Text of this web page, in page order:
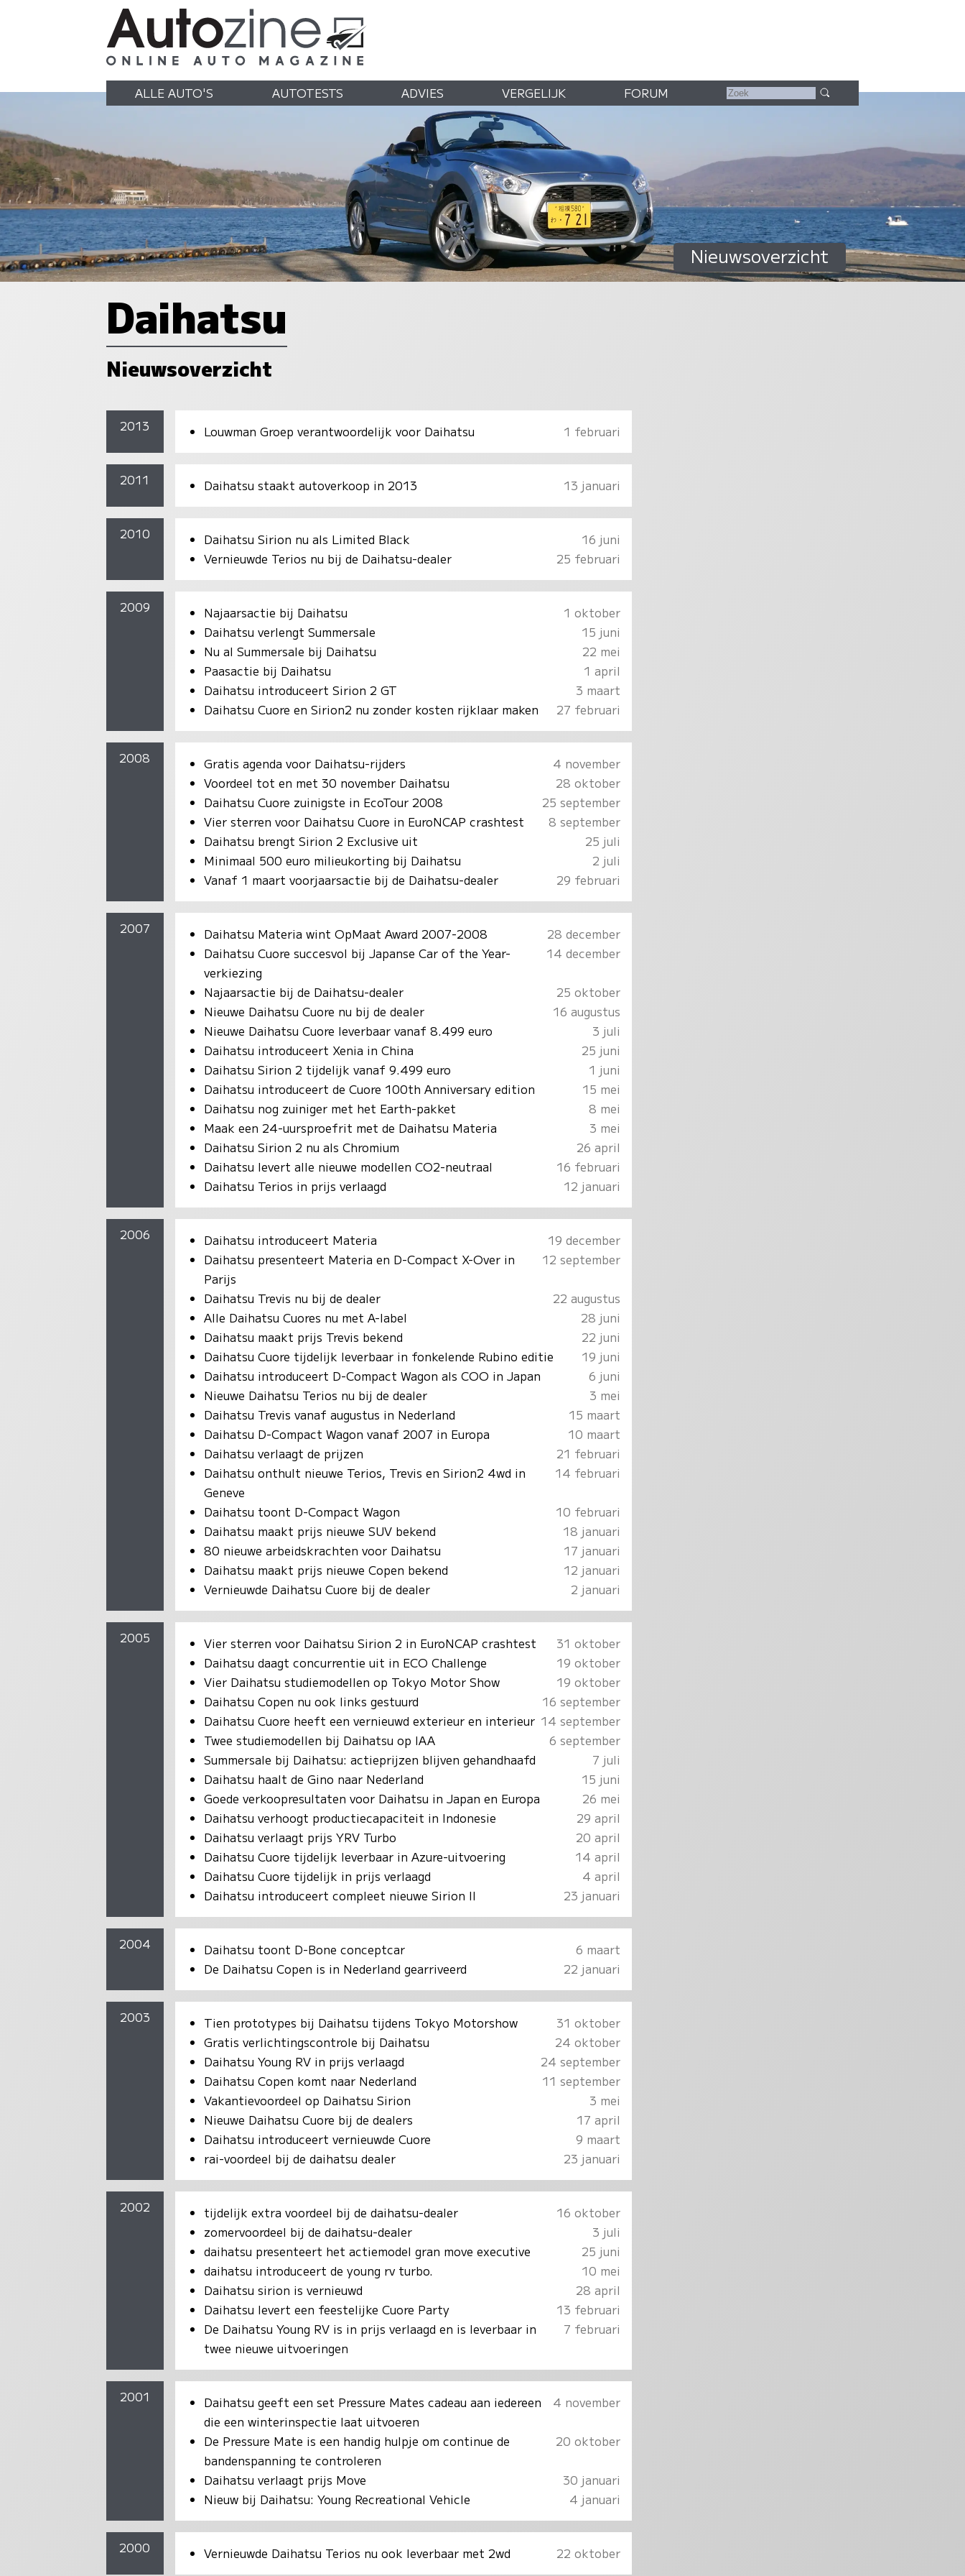
ALLE AUTO'S AUTOTESTS ADVIES VERGELIJK FORUM
Nieuwsoverzicht
Daihatsu
Nieuwsoverzicht
2013 1 februari
Louwman Groep verantwoordelijk voor Daihatsu
2011 13 januari
Daihatsu staakt autoverkoop in 2013
2010 16 juni
Daihatsu Sirion nu als Limited Black
25 februari
Vernieuwde Terios nu bij de Daihatsu-dealer
2009 1 oktober
Najaarsactie bij Daihatsu
15 juni
Daihatsu verlengt Summersale
22 mei
Nu al Summersale bij Daihatsu
1 april
Paasactie bij Daihatsu
3 maart
Daihatsu introduceert Sirion 2 GT
27 februari
Daihatsu Cuore en Sirion2 nu zonder kosten rijklaar maken
2008 4 november
Gratis agenda voor Daihatsu-rijders
28 oktober
Voordeel tot en met 30 november Daihatsu
25 september
Daihatsu Cuore zuinigste in EcoTour 2008
8 september
Vier sterren voor Daihatsu Cuore in EuroNCAP crashtest
25 juli
Daihatsu brengt Sirion 2 Exclusive uit
2 juli
Minimaal 500 euro milieukorting bij Daihatsu
29 februari
Vanaf 1 maart voorjaarsactie bij de Daihatsu-dealer
2007 28 december
Daihatsu Materia wint OpMaat Award 2007-2008
14 december
Daihatsu Cuore succesvol bij Japanse Car of the Year-
verkiezing
25 oktober
Najaarsactie bij de Daihatsu-dealer
16 augustus
Nieuwe Daihatsu Cuore nu bij de dealer
3 juli
Nieuwe Daihatsu Cuore leverbaar vanaf 8.499 euro
25 juni
Daihatsu introduceert Xenia in China
1 juni
Daihatsu Sirion 2 tijdelijk vanaf 9.499 euro
15 mei
Daihatsu introduceert de Cuore 100th Anniversary edition
8 mei
Daihatsu nog zuiniger met het Earth-pakket
3 mei
Maak een 24-uursproefrit met de Daihatsu Materia
26 april
Daihatsu Sirion 2 nu als Chromium
16 februari
Daihatsu levert alle nieuwe modellen CO2-neutraal
12 januari
Daihatsu Terios in prijs verlaagd
2006 19 december
Daihatsu introduceert Materia
12 september
Daihatsu presenteert Materia en D-Compact X-Over in
Parijs
22 augustus
Daihatsu Trevis nu bij de dealer
28 juni
Alle Daihatsu Cuores nu met A-label
22 juni
Daihatsu maakt prijs Trevis bekend
19 juni
Daihatsu Cuore tijdelijk leverbaar in fonkelende Rubino editie
6 juni
Daihatsu introduceert D-Compact Wagon als COO in Japan
3 mei
Nieuwe Daihatsu Terios nu bij de dealer
15 maart
Daihatsu Trevis vanaf augustus in Nederland
10 maart
Daihatsu D-Compact Wagon vanaf 2007 in Europa
21 februari
Daihatsu verlaagt de prijzen
14 februari
Daihatsu onthult nieuwe Terios, Trevis en Sirion2 4wd in
Geneve
10 februari
Daihatsu toont D-Compact Wagon
18 januari
Daihatsu maakt prijs nieuwe SUV bekend
17 januari
80 nieuwe arbeidskrachten voor Daihatsu
12 januari
Daihatsu maakt prijs nieuwe Copen bekend
2 januari
Vernieuwde Daihatsu Cuore bij de dealer
2005 31 oktober
Vier sterren voor Daihatsu Sirion 2 in EuroNCAP crashtest
19 oktober
Daihatsu daagt concurrentie uit in ECO Challenge
19 oktober
Vier Daihatsu studiemodellen op Tokyo Motor Show
16 september
Daihatsu Copen nu ook links gestuurd
14 september
Daihatsu Cuore heeft een vernieuwd exterieur en interieur
6 september
Twee studiemodellen bij Daihatsu op IAA
7 juli
Summersale bij Daihatsu: actieprijzen blijven gehandhaafd
15 juni
Daihatsu haalt de Gino naar Nederland
26 mei
Goede verkoopresultaten voor Daihatsu in Japan en Europa
29 april
Daihatsu verhoogt productiecapaciteit in Indonesie
20 april
Daihatsu verlaagt prijs YRV Turbo
14 april
Daihatsu Cuore tijdelijk leverbaar in Azure-uitvoering
4 april
Daihatsu Cuore tijdelijk in prijs verlaagd
23 januari
Daihatsu introduceert compleet nieuwe Sirion II
2004 6 maart
Daihatsu toont D-Bone conceptcar
22 januari
De Daihatsu Copen is in Nederland gearriveerd
2003 31 oktober
Tien prototypes bij Daihatsu tijdens Tokyo Motorshow
24 oktober
Gratis verlichtingscontrole bij Daihatsu
24 september
Daihatsu Young RV in prijs verlaagd
11 september
Daihatsu Copen komt naar Nederland
3 mei
Vakantievoordeel op Daihatsu Sirion
17 april
Nieuwe Daihatsu Cuore bij de dealers
9 maart
Daihatsu introduceert vernieuwde Cuore
23 januari
rai-voordeel bij de daihatsu dealer
2002 16 oktober
tijdelijk extra voordeel bij de daihatsu-dealer
3 juli
zomervoordeel bij de daihatsu-dealer
25 juni
daihatsu presenteert het actiemodel gran move executive
10 mei
daihatsu introduceert de young rv turbo.
28 april
Daihatsu sirion is vernieuwd
13 februari
Daihatsu levert een feestelijke Cuore Party
7 februari
De Daihatsu Young RV is in prijs verlaagd en is leverbaar in
twee nieuwe uitvoeringen
2001 4 november
Daihatsu geeft een set Pressure Mates cadeau aan iedereen
die een winterinspectie laat uitvoeren
20 oktober
De Pressure Mate is een handig hulpje om continue de
bandenspanning te controleren
30 januari
Daihatsu verlaagt prijs Move
4 januari
Nieuw bij Daihatsu: Young Recreational Vehicle
2000 22 oktober
Vernieuwde Daihatsu Terios nu ook leverbaar met 2wd